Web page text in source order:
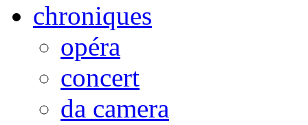
chroniques
opéra
concert
da camera